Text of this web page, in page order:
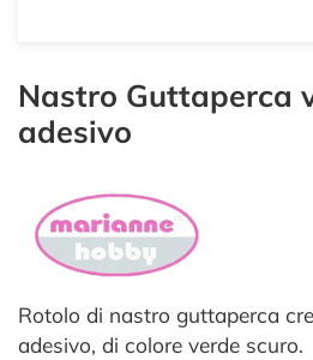
Nastro Guttaperca
adesivo
Rotolo di nastro guttaperca
adesivo, di colore verde scuro.